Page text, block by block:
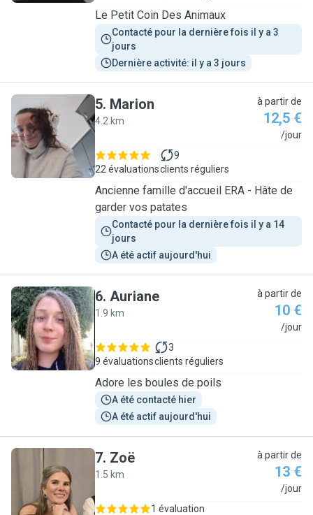
Le Petit Coin Des Animaux
Contacté pour la dernière fois il y a 3
jours
Dernière activité: il y a 3 jours
M
5. Marion
4.2 km
à partir de
12,5 €
/jour
22 évaluations
9
clients réguliers
Ancienne famille d'accueil ERA - Hâte de
garder vos patates
Contacté pour la dernière fois il y a 14
jours
A été actif aujourd'hui
A
6. Auriane
1.9 km
à partir de
10 €
/jour
9 évaluations
3
clients réguliers
Adore les boules de poils
A été contacté hier
A été actif aujourd'hui
Z
7. Zoë
1.5 km
à partir de
13 €
/jour
1 évaluation